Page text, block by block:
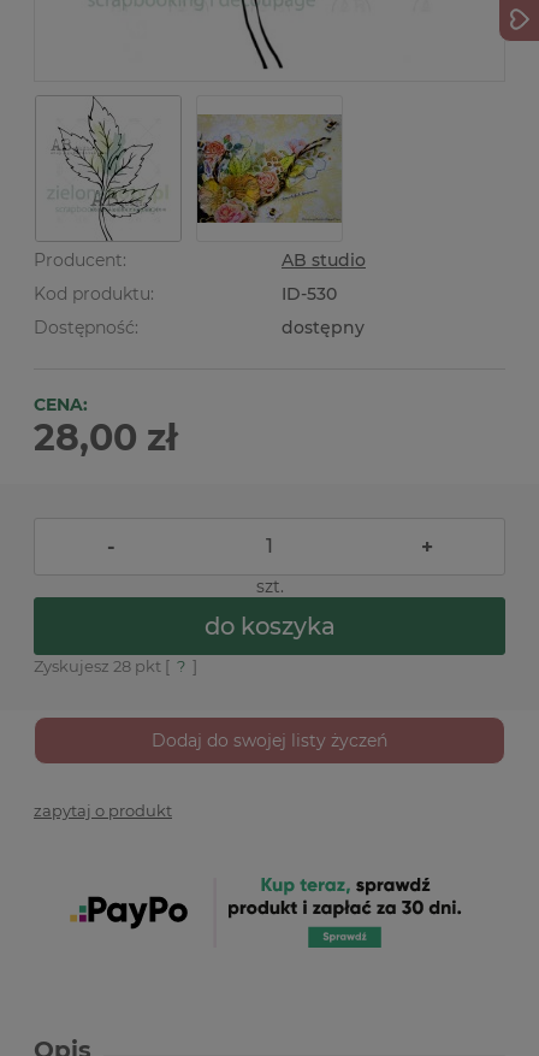
Producent:
AB studio
Kod produktu:
ID-530
Dostępność:
dostępny
CENA:
28,00 zł
- +
szt.
do koszyka
Zyskujesz 28 pkt [ ? ]
Dodaj do swojej listy życzeń
zapytaj o produkt
Opis